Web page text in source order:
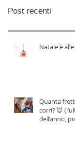
Post recenti
Natale è
Quanta
corri? 🦊
dell’anno,